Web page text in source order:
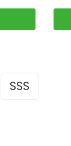
SSS